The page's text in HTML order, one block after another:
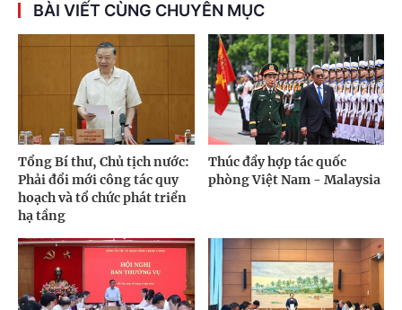
BÀI VIẾT CÙNG CHUYÊN MỤC
Tổng Bí thư, Chủ tịch nước:
Phải đổi mới công tác quy
hoạch và tổ chức phát triển
hạ tầng
Thúc đẩy hợp tác quốc
phòng Việt Nam - Malaysia